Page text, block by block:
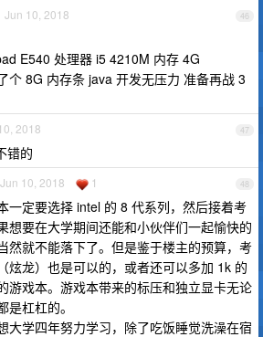
46
Jun 10, 2018
E540 处理器 i5 4210M 内存 4G
个 8G 内存条 java 开发无压力 准备再战 3
47
2018
错的
48
Jun 10, 2018 1
一定要选择 intel 的 8 代系列，然后接着考
想要在大学期间还能和小伙伴们一起愉快的
然就不能落下了。但是鉴于楼主的预算，考
炫龙）也是可以的，或者还可以多加 1k 的
游戏本。游戏本带来的标压和独立显卡无论
杠杠的。
大学四年努力学习，除了吃饭睡觉洗澡在宿